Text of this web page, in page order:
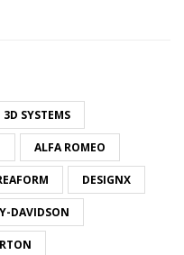
3D SYSTEMS
ALFA ROMEO
DESIGNX
DAVIDSON